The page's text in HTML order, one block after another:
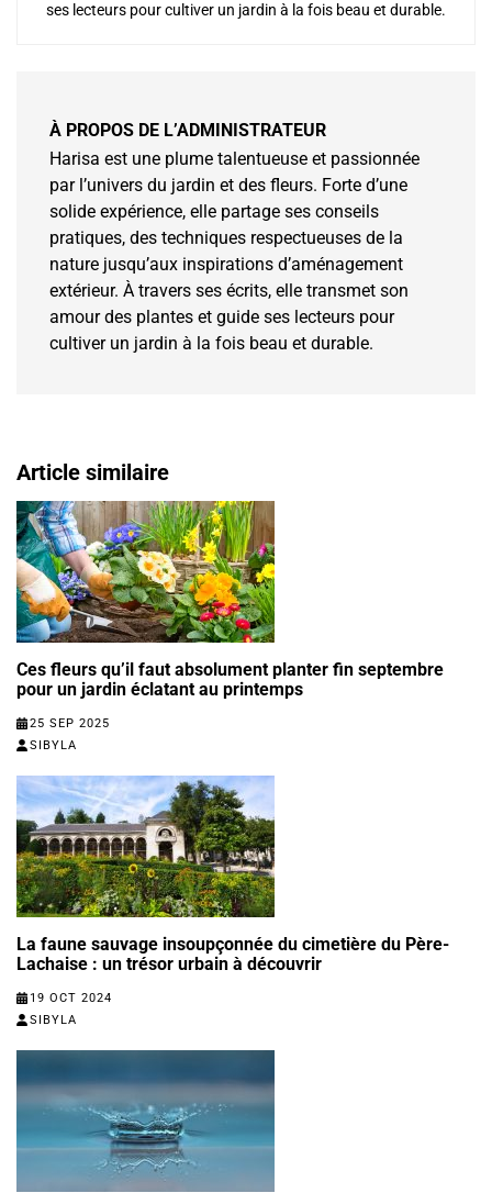
ses lecteurs pour cultiver un jardin à la fois beau et durable.
À PROPOS DE L’ADMINISTRATEUR
Harisa est une plume talentueuse et passionnée
par l’univers du jardin et des fleurs. Forte d’une
solide expérience, elle partage ses conseils
pratiques, des techniques respectueuses de la
nature jusqu’aux inspirations d’aménagement
extérieur. À travers ses écrits, elle transmet son
amour des plantes et guide ses lecteurs pour
cultiver un jardin à la fois beau et durable.
Article similaire
Ces fleurs qu’il faut absolument planter fin septembre
pour un jardin éclatant au printemps
25 SEP 2025
SIBYLA
La faune sauvage insoupçonnée du cimetière du Père-
Lachaise : un trésor urbain à découvrir
19 OCT 2024
SIBYLA